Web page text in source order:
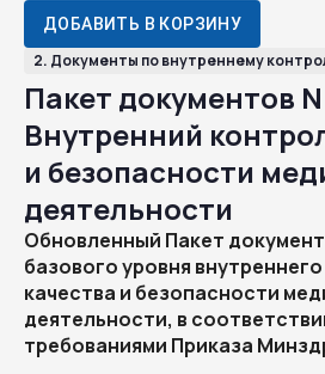
2. Документы по внутреннему
Пакет документов N
Внутренний
и безопасности
деятельности
Обновленный Пакет
базового уровня
качества и безопасности
деятельности, в
требованиями Приказа
ДОБАВИТЬ В КОРЗИНУ